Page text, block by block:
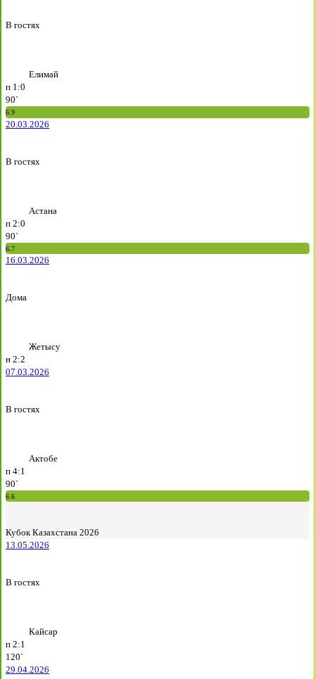
В гостях
Елимай
п 1:0
90`
6.9
20.03.2026
В гостях
Астана
п 2:0
90`
6.7
16.03.2026
Дома
Жетысу
н 2:2
07.03.2026
В гостях
Актобе
п 4:1
90`
6.6
Кубок Казахстана 2026
13.05.2026
В гостях
Кайсар
п 2:1
120`
29.04.2026